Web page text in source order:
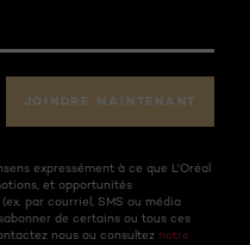
JOINDRE MAINTENANT
expressément à ce que L'Oréal
et opportunités
par courriel, SMS ou média
de certains ou tous ces
nous ou consultez notre